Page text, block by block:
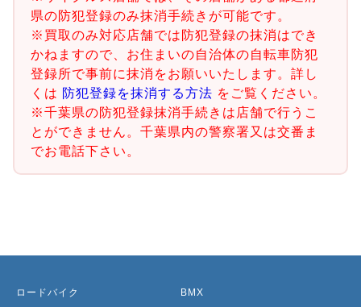
県の防犯登録のみ抹消手続きが可能です。
※買取のみ対応店舗では防犯登録の抹消はでき
かねますので、お住まいの自治体の自転車防犯
登録所で事前に抹消をお願いいたします。詳し
くは 防犯登録を抹消する方法 をご覧ください。
※千葉県の防犯登録抹消手続きは店舗で行うこ
とができません。千葉県内の警察署又は交番ま
でお電話下さい。
ロードバイク BMX